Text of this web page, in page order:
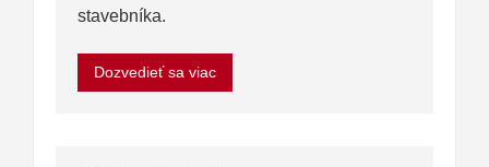
stavebníka.
Dozvedieť sa viac